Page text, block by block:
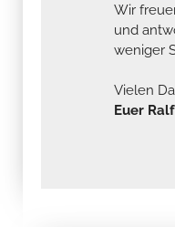
Wir
und
weniger
Vielen
Euer